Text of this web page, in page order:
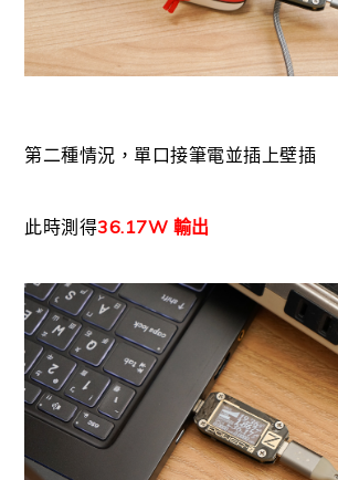
第二種情況，單口接筆電並插上壁插
此時測得36.17W 輸出